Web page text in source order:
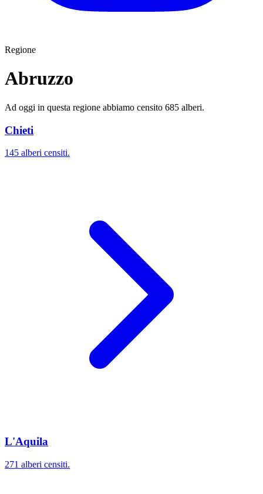
Regione
Abruzzo
Ad oggi in questa regione abbiamo censito 685 alberi.
Chieti
145 alberi censiti.
L'Aquila
271 alberi censiti.